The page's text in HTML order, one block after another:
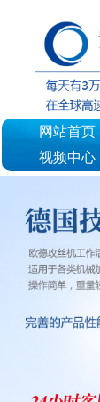
网站首页
视频中心